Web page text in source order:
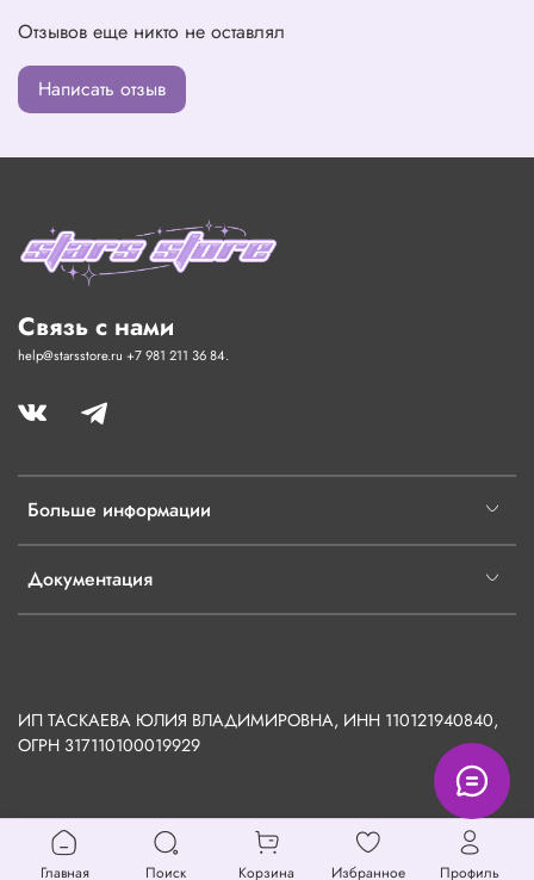
Отзывов еще никто не оставлял
Написать отзыв
Больше информации
Документация
Связь с нами
help@starsstore.ru +7 981 211 36 84.
ИП ТАСКАЕВА ЮЛИЯ ВЛАДИМИРОВНА, ИНН 110121940840,
ОГРН 317110100019929
Главная Поиск Корзина Избранное Профиль